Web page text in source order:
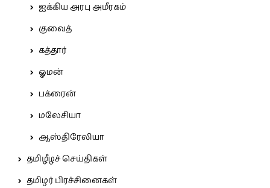
ஐக்கிய அரபு அமீரகம்
குவைத்
கத்தார்
ஓமன்
பக்ரைன்
மலேசியா
ஆஸ்திரேலியா
தமிழீழச் செய்திகள்
தமிழர் பிரச்சினைகள்